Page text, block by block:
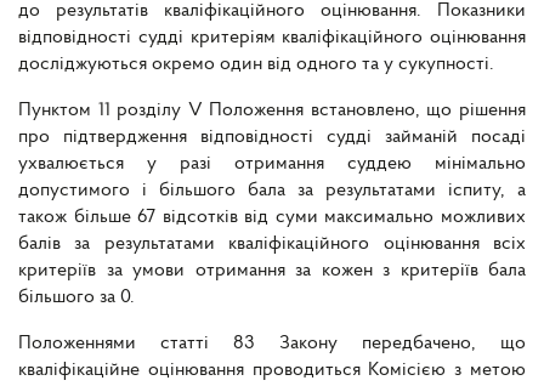
до результатів кваліфікаційного оцінювання. Показники
відповідності судді критеріям кваліфікаційного оцінювання
досліджуються окремо один від одного та у сукупності.
Пунктом 11 розділу V Положення встановлено, що рішення
про підтвердження відповідності судді займаній посаді
ухвалюється у разі отримання суддею мінімально
допустимого і більшого бала за результатами іспиту, а
також більше 67 відсотків від суми максимально можливих
балів за результатами кваліфікаційного оцінювання всіх
критеріїв за умови отримання за кожен з критеріїв бала
більшого за 0.
Положеннями статті 83 Закону передбачено, що
кваліфікаційне оцінювання проводиться Комісією з метою